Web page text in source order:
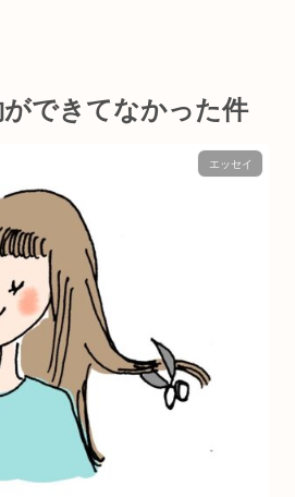
できてなかった件
エッセイ